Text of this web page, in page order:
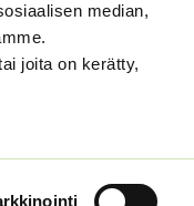
median,
joita on kerätty,Designed